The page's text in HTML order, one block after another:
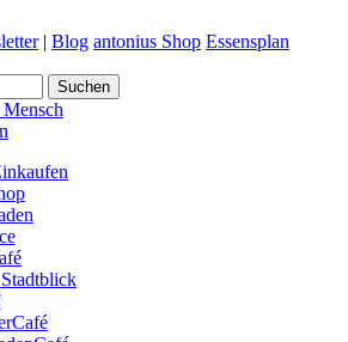
| Blog antonius Shop Essensplan